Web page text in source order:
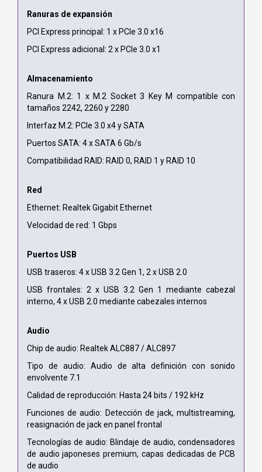
Ranuras de expansión
PCI Express principal: 1 x PCIe 3.0 x16
PCI Express adicional: 2 x PCIe 3.0 x1
Almacenamiento
Ranura M.2: 1 x M.2 Socket 3 Key M compatible con
tamaños 2242, 2260 y 2280
Interfaz M.2: PCIe 3.0 x4 y SATA
Puertos SATA: 4 x SATA 6 Gb/s
Compatibilidad RAID: RAID 0, RAID 1 y RAID 10
Red
Ethernet: Realtek Gigabit Ethernet
Velocidad de red: 1 Gbps
Puertos USB
USB traseros: 4 x USB 3.2 Gen 1, 2 x USB 2.0
USB frontales: 2 x USB 3.2 Gen 1 mediante cabezal
interno, 4 x USB 2.0 mediante cabezales internos
Audio
Chip de audio: Realtek ALC887 / ALC897
Tipo de audio: Audio de alta definición con sonido
envolvente 7.1
Calidad de reproducción: Hasta 24 bits / 192 kHz
Funciones de audio: Detección de jack, multistreaming,
reasignación de jack en panel frontal
Tecnologías de audio: Blindaje de audio, condensadores
de audio japoneses premium, capas dedicadas de PCB
de audio